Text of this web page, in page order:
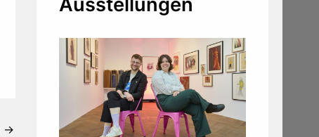
→
Ausstellungen